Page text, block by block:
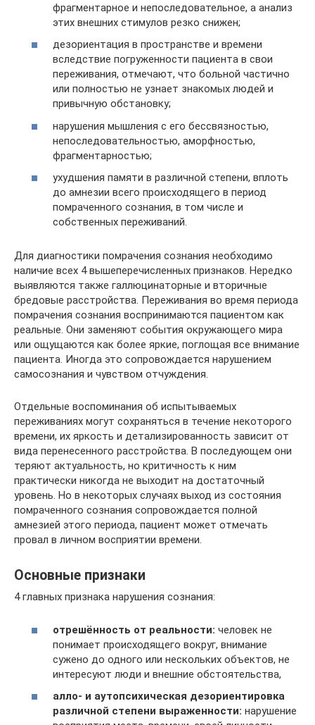
фрагментарное и непоследовательное, а анализ
этих внешних стимулов резко снижен;
дезориентация в пространстве и времени
вследствие погруженности пациента в свои
переживания, отмечают, что больной частично
или полностью не узнает знакомых людей и
привычную обстановку;
нарушения мышления с его бессвязностью,
непоследовательностью, аморфностью,
фрагментарностью;
ухудшения памяти в различной степени, вплоть
до амнезии всего происходящего в период
помраченного сознания, в том числе и
собственных переживаний.
Для диагностики помрачения сознания необходимо
наличие всех 4 вышеперечисленных признаков. Нередко
выявляются также галлюцинаторные и вторичные
бредовые расстройства. Переживания во время периода
помрачения сознания воспринимаются пациентом как
реальные. Они заменяют события окружающего мира
или ощущаются как более яркие, поглощая все внимание
пациента. Иногда это сопровождается нарушением
самосознания и чувством отчуждения.
Отдельные воспоминания об испытываемых
переживаниях могут сохраняться в течение некоторого
времени, их яркость и детализированность зависит от
вида перенесенного расстройства. В последующем они
теряют актуальность, но критичность к ним
практически никогда не выходит на достаточный
уровень. Но в некоторых случаях выход из состояния
помраченного сознания сопровождается полной
амнезией этого периода, пациент может отмечать
провал в личном восприятии времени.
Основные признаки
4 главных признака нарушения сознания:
отрешённость от реальности: человек не
понимает происходящего вокруг, внимание
сужено до одного или нескольких объектов, не
интересуют люди и внешние обстоятельства,
алло- и аутопсихическая дезориентировка
различной степени выраженности: нарушение